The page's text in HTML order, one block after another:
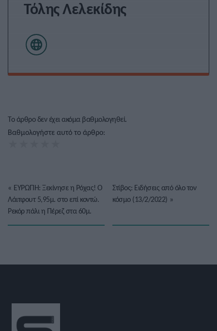
Τόλης Λελεκίδης
Το άρθρο δεν έχει ακόμα βαθμολογηθεί.
Βαθμολογήστε αυτό το άρθρο:
« ΕΥΡΩΠΗ: Ξεκίνησε η Ρόχας! Ο
Λάιτφουτ 5,95μ. στο επί κοντώ.
Ρεκόρ πάλι η Πέρεζ στα 60μ.
Στίβος: Ειδήσεις από όλο τον
κόσμο (13/2/2022) »